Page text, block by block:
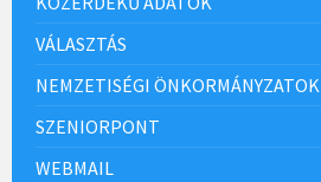
VÁLASZTÁS
NEMZETISÉGI ÖNKORMÁNYZATOK
SZENIORPONT
WEBMAIL